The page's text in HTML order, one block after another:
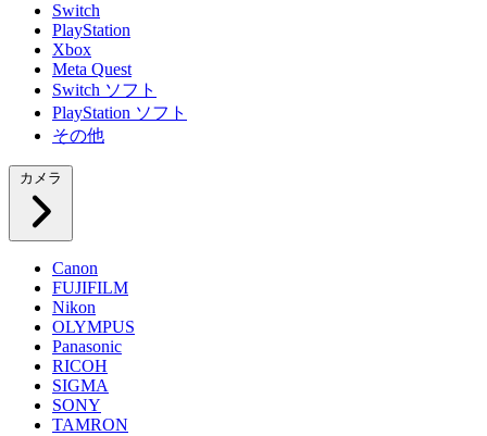
Switch
PlayStation
Xbox
Meta Quest
Switch ソフト
PlayStation ソフト
その他
カメラ
Canon
FUJIFILM
Nikon
OLYMPUS
Panasonic
RICOH
SIGMA
SONY
TAMRON